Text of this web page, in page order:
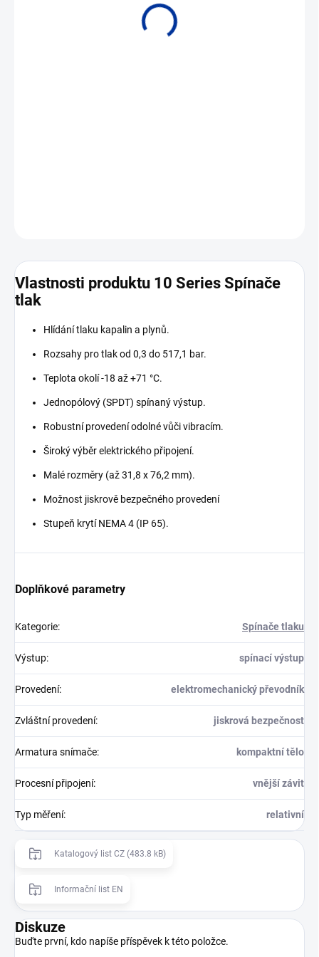
Vlastnosti produktu 10 Series Spínače
tlak
Hlídání tlaku kapalin a plynů.
Rozsahy pro tlak od 0,3 do 517,1 bar.
Teplota okolí -18 až +71 °C.
Jednopólový (SPDT) spínaný výstup.
Robustní provedení odolné vůči vibracím.
Široký výběr elektrického připojení.
Malé rozměry (až 31,8 x 76,2 mm).
Možnost jiskrově bezpečného provedení
Stupeň krytí NEMA 4 (IP 65).
Doplňkové parametry
Kategorie: Spínače tlaku
Výstup: spínací výstup
Provedení: elektromechanický převodník
Zvláštní provedení: jiskrová bezpečnost
Armatura snímače: kompaktní tělo
Procesní připojení: vnější závit
Typ měření: relativní
Katalogový list CZ (483.8 kB)
Informační list EN
Diskuze
Buďte první, kdo napíše příspěvek k této položce.